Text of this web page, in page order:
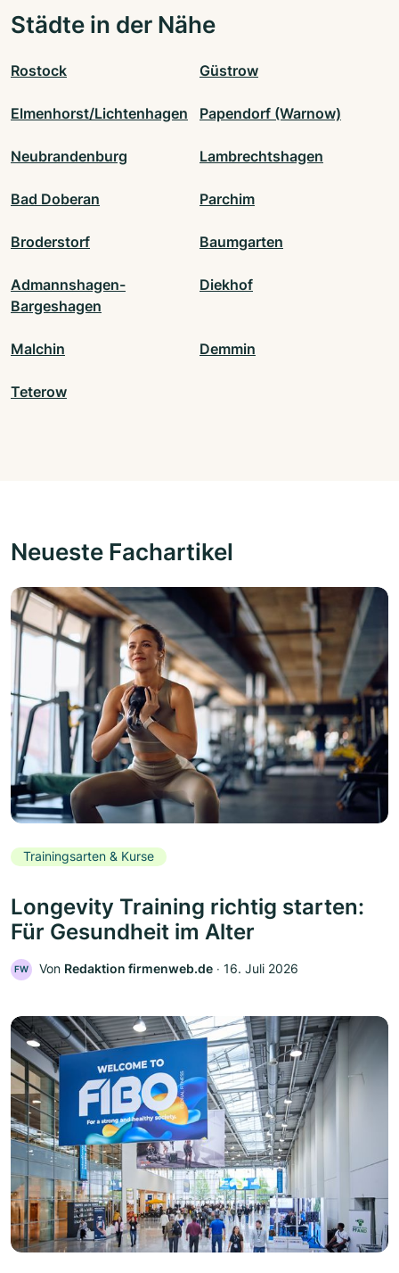
Städte in der Nähe
Rostock Güstrow
Elmenhorst/Lichtenhagen Papendorf (Warnow)
Neubrandenburg Lambrechtshagen
Bad Doberan Parchim
Broderstorf Baumgarten
Admannshagen-
Bargeshagen
Diekhof
Malchin Demmin
Teterow
Neueste Fachartikel
Trainingsarten & Kurse
Longevity Training richtig starten:
Für Gesundheit im Alter
FW Von Redaktion firmenweb.de ‧ 16. Juli 2026